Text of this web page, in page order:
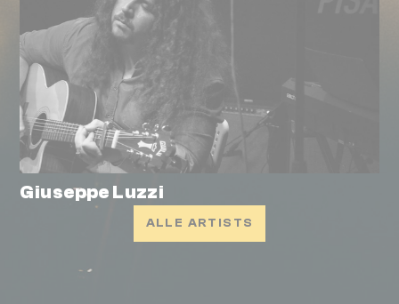
Giuseppe Luzzi
ALLE ARTISTS